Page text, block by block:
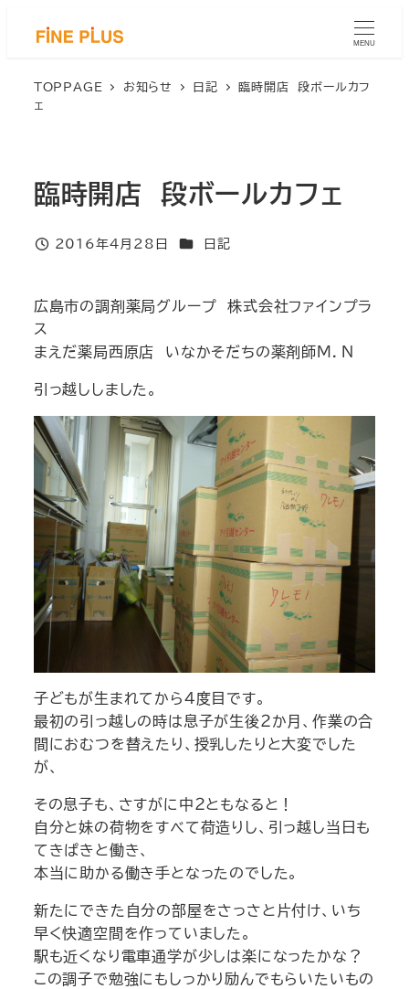
MENU
TOPPAGE お知らせ 日記
臨時開店 段ボールカフ
ェ
臨時開店 段ボールカフェ
投稿日
2016年4月28日 カテゴリー
日記
広島市の調剤薬局グループ 株式会社ファインプラ
ス
まえだ薬局西原店 いなかそだちの薬剤師Ｍ．Ｎ
引っ越ししました。
子どもが生まれてから４度目です。
最初の引っ越しの時は息子が生後２か月、作業の合
間におむつを替えたり、授乳したりと大変でした
が、
その息子も、さすがに中２ともなると！
自分と妹の荷物をすべて荷造りし、引っ越し当日も
てきぱきと働き、
本当に助かる働き手となったのでした。
新たにできた自分の部屋をさっさと片付け、いち
早く快適空間を作っていました。
駅も近くなり電車通学が少しは楽になったかな？
この調子で勉強にもしっかり励んでもらいたいもの